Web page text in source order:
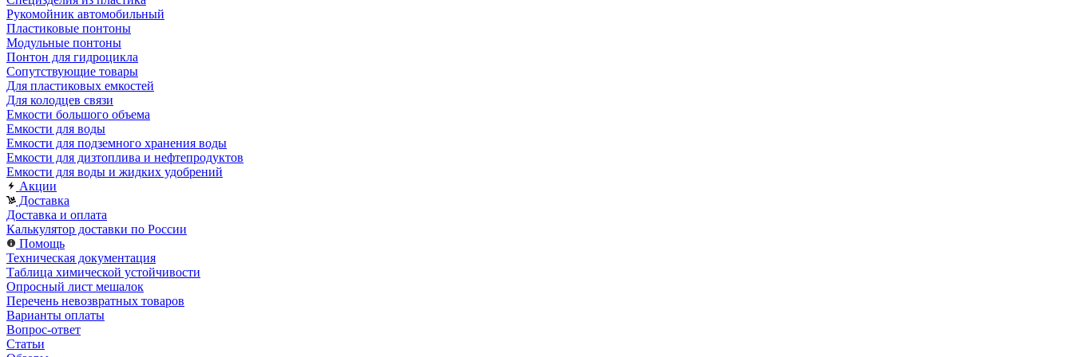
Рукомойник автомобильный
Пластиковые понтоны
Модульные понтоны
Понтон для гидроцикла
Сопутствующие товары
Для пластиковых емкостей
Для колодцев связи
Емкости большого объема
Емкости для воды
Емкости для подземного хранения воды
Емкости для дизтоплива и нефтепродуктов
Емкости для воды и жидких удобрений
Акции
Доставка
Доставка и оплата
Калькулятор доставки по России
Помощь
Техническая документация
Таблица химической устойчивости
Опросный лист мешалок
Перечень невозвратных товаров
Варианты оплаты
Вопрос-ответ
Статьи